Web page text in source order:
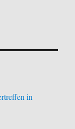
in